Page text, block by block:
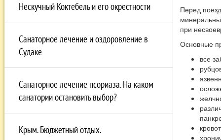
Нескучный Коктебель и его окрестности
Санаторное лечение и оздоровление в
Судаке
Санаторное лечение псориаза. На каком
санатории остановить выбор?
Крым. Бюджетный отдых.
Перед
при
Основные
все